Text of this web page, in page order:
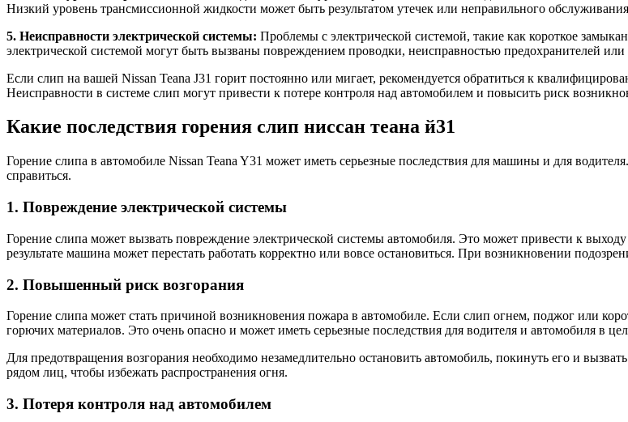
Низкий уровень трансмиссионной жидкости может быть результатом утечек или неправильного
5. Неисправности электрической системы: Проблемы с электрической системой, такие как короткое
электрической системой могут быть вызваны повреждением проводки, неисправностью предохранителей
Если слип на вашей Nissan Teana J31 горит постоянно или мигает, рекомендуется обратиться к
Неисправности в системе слип могут привести к потере контроля над автомобилем и повысить риск
Какие последствия горения слип ниссан теана й31
Горение слипа в автомобиле Nissan Teana Y31 может иметь серьезные последствия для машины и для
справиться.
1. Повреждение электрической системы
Горение слипа может вызвать повреждение электрической системы автомобиля. Это может привести к
результате машина может перестать работать корректно или вовсе остановиться. При возникновении
2. Повышенный риск возгорания
Горение слипа может стать причиной возникновения пожара в автомобиле. Если слип огнем, поджог или
горючих материалов. Это очень опасно и может иметь серьезные последствия для водителя и автомобиля в
Для предотвращения возгорания необходимо незамедлительно остановить автомобиль, покинуть его и
рядом лиц, чтобы избежать распространения огня.
3. Потеря контроля над автомобилем